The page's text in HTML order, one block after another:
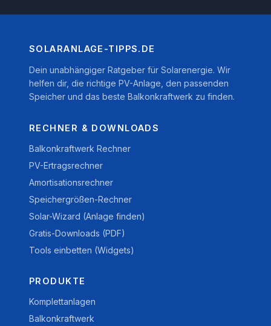
SOLARANLAGE-TIPPS.DE
Dein unabhängiger Ratgeber für Solarenergie. Wir
helfen dir, die richtige PV-Anlage, den passenden
Speicher und das beste Balkonkraftwerk zu finden.
RECHNER & DOWNLOADS
Balkonkraftwerk Rechner
PV-Ertragsrechner
Amortisationsrechner
Speichergrößen-Rechner
Solar-Wizard (Anlage finden)
Gratis-Downloads (PDF)
Tools einbetten (Widgets)
PRODUKTE
Komplettanlagen
Balkonkraftwerk